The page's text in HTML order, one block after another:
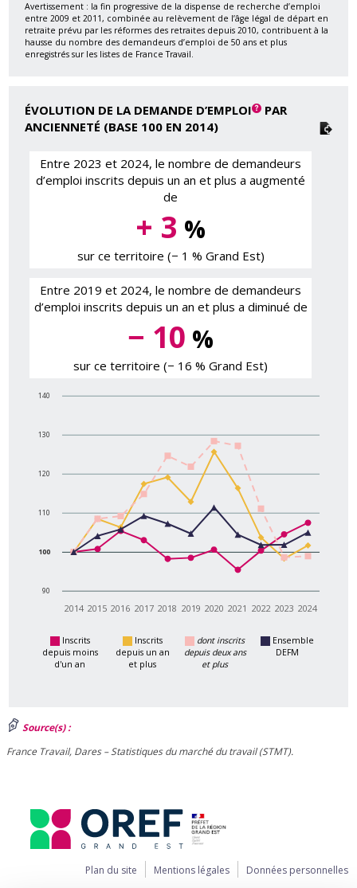
Avertissement : la fin progressive de la dispense de recherche d’emploi
entre 2009 et 2011, combinée au relèvement de l’âge légal de départ en
retraite prévu par les réformes des retraites depuis 2010, contribuent à la
hausse du nombre des demandeurs d’emploi de 50 ans et plus
enregistrés sur les listes de France Travail.
ÉVOLUTION DE LA DEMANDE D’EMPLOI
PAR
ANCIENNETÉ (BASE 100 EN 2014)
Entre 2023 et 2024, le nombre de demandeurs
d’emploi inscrits depuis un an et plus a augmenté
de
+ 3 %
sur ce territoire (− 1 % Grand Est)
Entre 2019 et 2024, le nombre de demandeurs
d’emploi inscrits depuis un an et plus a diminué de
− 10 %
sur ce territoire (− 16 % Grand Est)
2014 2015 2016 2017 2018 2019 2020 2021 2022 2023 2024
90
100
110
120
130
140
Inscrits
depuis moins
d'un an
Inscrits
depuis un an
et plus
dont inscrits
depuis deux ans
et plus
Ensemble
DEFM
Source(s) :
France Travail, Dares – Statistiques du marché du travail (STMT).
Plan du site Mentions légales Données personnelles